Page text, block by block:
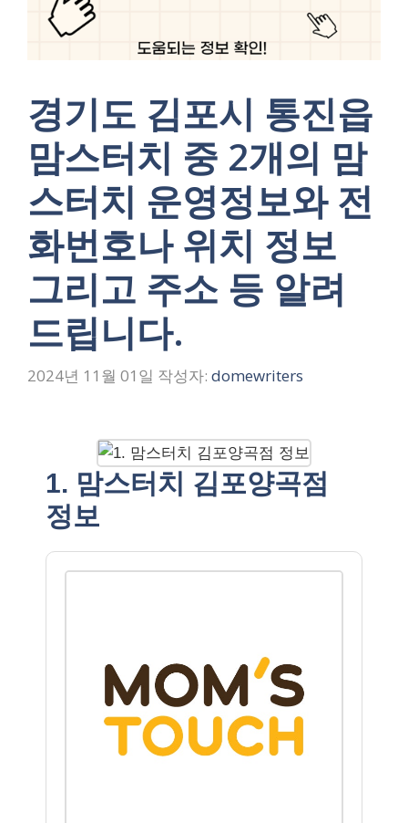
경기도 김포시 통진읍
맘스터치 중 2개의 맘
스터치 운영정보와 전
화번호나 위치 정보
그리고 주소 등 알려
드립니다.
2024년 11월 01일 작성자: domewriters
1. 맘스터치 김포양곡점
정보